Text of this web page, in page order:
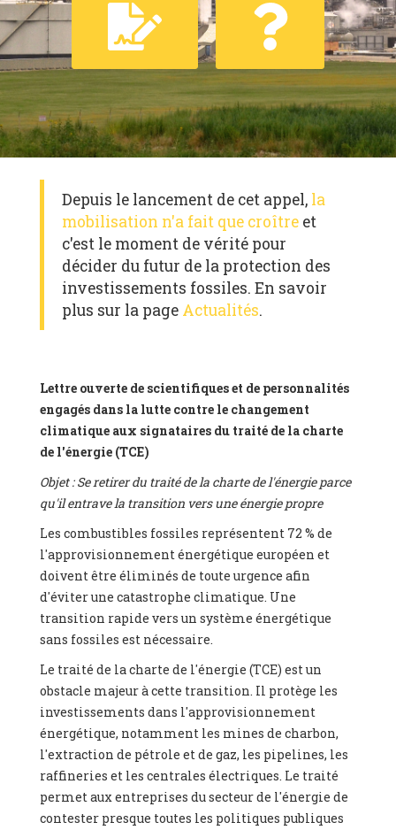
Depuis le lancement de cet appel, la
mobilisation n'a fait que croîtreet
c'est le moment de vérité pour
décider du futur de la protection des
investissements fossiles. En savoir
plus sur la page Actualités.
Lettre ouverte de scientifiques et de personnalités
engagés dans la lutte contre le changement
climatique aux signataires du traité de la charte
de l'énergie (TCE)
Objet : Se retirer du traité de la charte de l'énergie parce
qu'il entrave la transition vers une énergie propre
Les combustibles fossiles représentent 72 % de
l'approvisionnement énergétique européen et
doivent être éliminés de toute urgence afin
d'éviter une catastrophe climatique. Une
transition rapide vers un système énergétique
sans fossiles est nécessaire.
Le traité de la charte de l'énergie (TCE) est un
obstacle majeur à cette transition. Il protège les
investissements dans l'approvisionnement
énergétique, notamment les mines de charbon,
l'extraction de pétrole et de gaz, les pipelines, les
raffineries et les centrales électriques. Le traité
permet aux entreprises du secteur de l'énergie de
contester presque toutes les politiques publiques